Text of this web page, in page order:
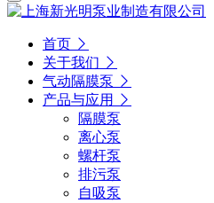
首页
关于我们
气动隔膜泵
产品与应用
隔膜泵
离心泵
螺杆泵
排污泵
自吸泵